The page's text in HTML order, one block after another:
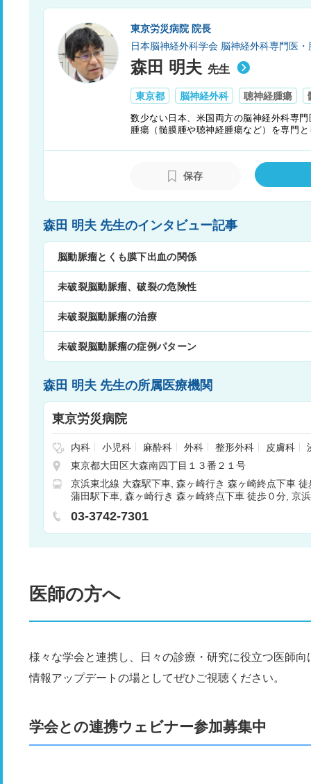
東京労災病院 院長
日本脳神経外科学会 脳神経外科専門医
森田 明夫 先生
東京都 脳神経外科 聴神経腫瘍
数少ない日本、米国両方の脳神経外科専
腫瘍（髄膜腫や聴神経腫瘍など）を専門
プラントや聴神経腫瘍に対するアバスチ
ェリーロボットや術中MRI装置の開発な
組む。研究業績も多数あり、IFは2020年
保存
森田 明夫 先生のインタビュー記事
脳動脈瘤とくも膜下出血の関係
未破裂脳動脈瘤、破裂の危険性
未破裂脳動脈瘤の治療
未破裂脳動脈瘤の症例パターン
森田 明夫 先生の所属医療機関
東京労災病院
内科 小児科 麻酔科 外科 整形外科 皮膚科
精神科・神経科
形成外科 脳神経外科
リテーション
循環器科 神経内科 放射線科
東京都大田区大森南四丁目１３番２１号
京浜東北線 大森駅下車 森ヶ崎行き 森ヶ崎終点下車 徒
蒲田駅下車 森ヶ崎行き 森ヶ崎終点下車 徒歩０分 京
03-3742-7301
医師の方へ
様々な学会と連携し、日々の診療・研究に役立つ医師
情報アップデートの場としてぜひご視聴ください。
学会との連携ウェビナー参加募集中